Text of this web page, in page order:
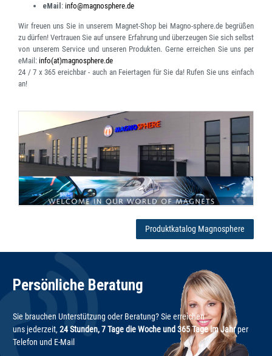
eMail : info@magnosphere.de
Wir freuen uns Sie in unserem Magnet-Shop bei Magno-sphere.de begrüßen
zu dürfen! Vertrauen Sie auf unsere Erfahrung und überzeugen Sie sich selbst
von unserem Service und unseren Produkten. Gerne erreichen Sie uns per
eMail: info(at)magnosphere.de
24 / 7 x 365 ereichbar- auch an Feiertagen für Sie da! Rufen Sie uns einfach
an!
Produktkatalog Magnosphere
Persönliche Beratung
Sie brauchen Unterstützung oder Beratung? Sie erreichen
uns jederzeit,24 Stunden, 7 Tage die Woche und 365 Tage im Jahrper
Telefon und E-Mail